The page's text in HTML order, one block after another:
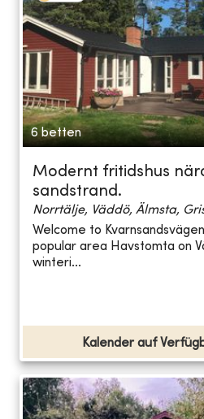
6 betten
Modernt fritidshus
sandstrand.
Norrtälje, Väddö, Älmsta,
Welcome to
popular area Havstomta on
winteri...
Kalender auf